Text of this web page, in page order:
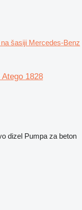
šasiji Mercedes-Benz
1828
dizel Pumpa za beton